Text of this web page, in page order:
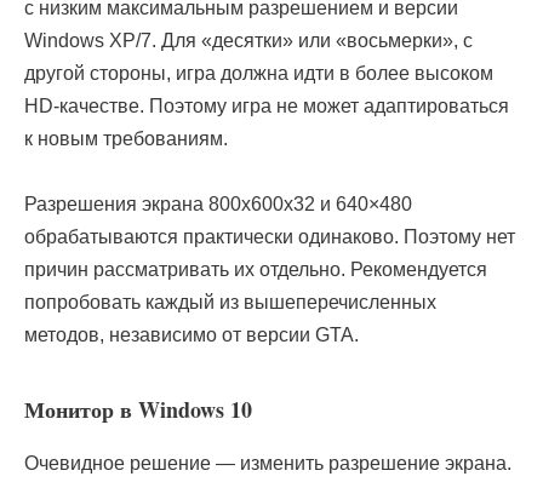
с низким максимальным разрешением и версии
Windows XP/7. Для «десятки» или «восьмерки», с
другой стороны, игра должна идти в более высоком
HD-качестве. Поэтому игра не может адаптироваться
к новым требованиям.
Разрешения экрана 800x600x32 и 640×480
обрабатываются практически одинаково. Поэтому нет
причин рассматривать их отдельно. Рекомендуется
попробовать каждый из вышеперечисленных
методов, независимо от версии GTA.
Монитор в Windows 10
Очевидное решение — изменить разрешение экрана.